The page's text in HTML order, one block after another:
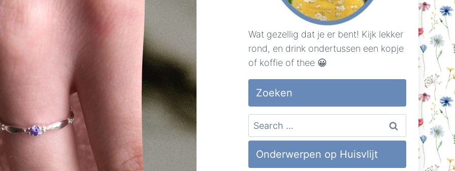
Wat gezellig dat je er bent! Kijk lekker
rond, en drink ondertussen een kopje
of koffie of thee 😀
Zoeken
Search
for:
Onderwerpen op Huisvlijt